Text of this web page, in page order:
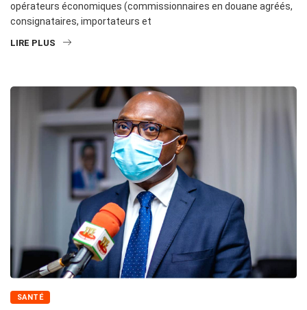
opérateurs économiques (commissionnaires en douane agréés,
consignataires, importateurs et
LIRE PLUS
SANTÉ